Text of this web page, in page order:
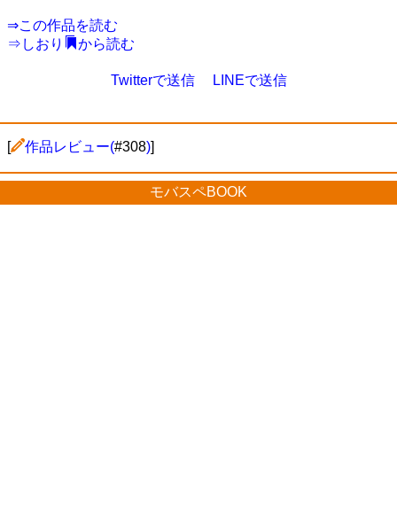
⇒この作品を読む
⇒ しおり から読む
Twitterで送信 LINEで送信
[ 作品レビュー(#308)]
モバスペBOOK